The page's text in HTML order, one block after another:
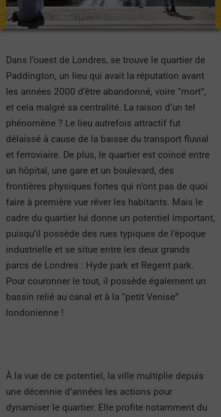
Dans l’ouest de Londres, se trouve le quartier de
Paddington, un lieu qui avait la réputation avant
les années 2000 d’être abandonné, voire “mort”,
et cela malgré sa centralité. La raison d’un tel
phénomène ? Le lieu autrefois attractif fut
délaissé à cause de la baisse du transport fluvial
et ferroviaire. De plus, le quartier est coincé entre
un hôpital, une gare et un boulevard, des
frontières physiques fortes qui n’ont pas de quoi
faire à première vue rêver les habitants. Mais le
cadre du quartier lui donne un potentiel important,
puisqu’il possède des rues typiques de l’époque
industrielle et se situe entre les deux grands
parcs de Londres : Hyde park et Regent park.
Pour couronner le tout, il possède également un
bassin relié au canal et à la “petit Venise”
londonienne !
À la vue de ce potentiel, la ville multiplie depuis
une décennie d’années les actions pour
dynamiser le quartier. Elle profite notamment du